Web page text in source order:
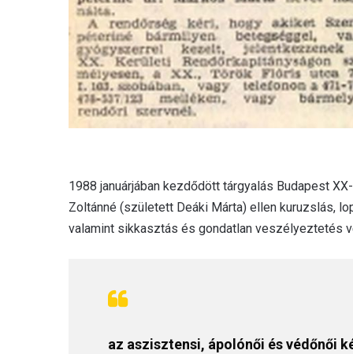
1988 januárjában kezdődött tárgyalás Budapest
Zoltánné (született Deáki Márta) ellen kuruzslás,
valamint sikkasztás és gondatlan veszélyeztetés
az aszisztensi, ápolónői és védőnői